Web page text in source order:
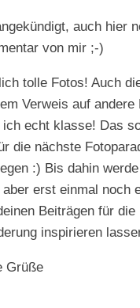
auch hier
von mir ;-)
tolle Fotos! Auch
Verweis auf andere
ich echt klasse! Das
die nächste
:) Bis dahin
aber erst einmal noch
Beiträgen für die
inspirieren
Grüße